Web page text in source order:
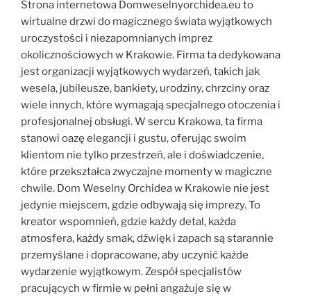
Strona internetowa Domweselnyorchidea.eu to
wirtualne drzwi do magicznego świata wyjątkowych
uroczystości i niezapomnianych imprez
okolicznościowych w Krakowie. Firma ta dedykowana
jest organizacji wyjątkowych wydarzeń, takich jak
wesela, jubileusze, bankiety, urodziny, chrzciny oraz
wiele innych, które wymagają specjalnego otoczenia i
profesjonalnej obsługi. W sercu Krakowa, ta firma
stanowi oazę elegancji i gustu, oferując swoim
klientom nie tylko przestrzeń, ale i doświadczenie,
które przekształca zwyczajne momenty w magiczne
chwile. Dom Weselny Orchidea w Krakowie nie jest
jedynie miejscem, gdzie odbywają się imprezy. To
kreator wspomnień, gdzie każdy detal, każda
atmosfera, każdy smak, dźwięk i zapach są starannie
przemyślane i dopracowane, aby uczynić każde
wydarzenie wyjątkowym. Zespół specjalistów
pracujących w firmie w pełni angażuje się w